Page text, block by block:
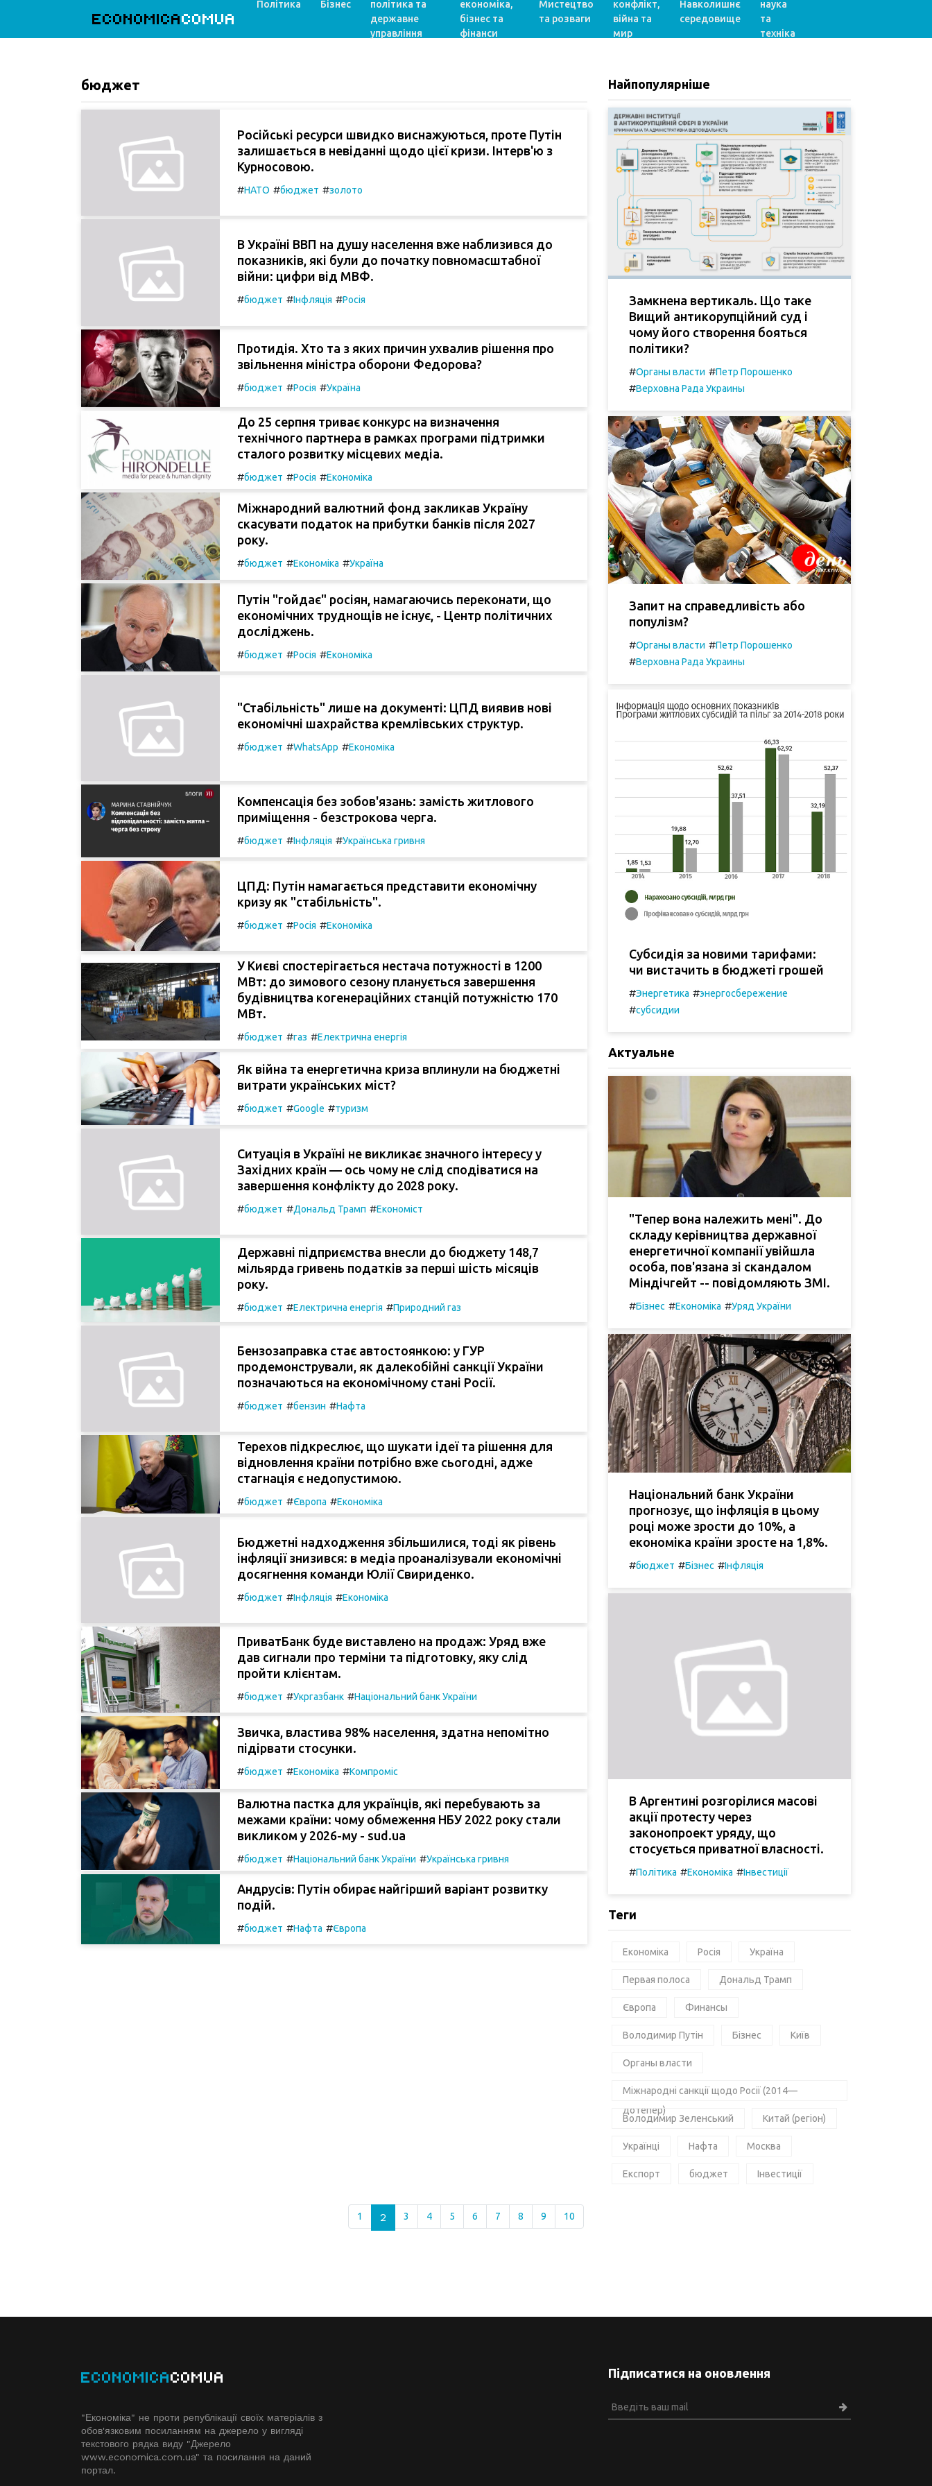
ECONOMICACOMUA
Політика Бізнес
політика та
державне
управління
економіка,
бізнес та
фінанси
Мистецтво
та розваги
конфлікт,
війна та
мир
Навколишнє
середовище
наука
та
техніка
бюджет
Російські ресурси швидко виснажуються, проте Путін
залишається в невіданні щодо цієї кризи. Інтерв'ю з
Курносовою.
#НАТО #бюджет #золото
В Україні ВВП на душу населення вже наблизився до
показників, які були до початку повномасштабної
війни: цифри від МВФ.
#бюджет #Інфляція #Росія
Протидія. Хто та з яких причин ухвалив рішення про
звільнення міністра оборони Федорова?
#бюджет #Росія #Україна
До 25 серпня триває конкурс на визначення
технічного партнера в рамках програми підтримки
сталого розвитку місцевих медіа.
#бюджет #Росія #Економіка
Міжнародний валютний фонд закликав Україну
скасувати податок на прибутки банків після 2027
року.
#бюджет #Економіка #Україна
Путін "гойдає" росіян, намагаючись переконати, що
економічних труднощів не існує, - Центр політичних
досліджень.
#бюджет #Росія #Економіка
"Стабільність" лише на документі: ЦПД виявив нові
економічні шахрайства кремлівських структур.
#бюджет #WhatsApp #Економіка
Компенсація без зобов'язань: замість житлового
приміщення - безстрокова черга.
#бюджет #Інфляція #Українська гривня
ЦПД: Путін намагається представити економічну
кризу як "стабільність".
#бюджет #Росія #Економіка
У Києві спостерігається нестача потужності в 1200
МВт: до зимового сезону планується завершення
будівництва когенераційних станцій потужністю 170
МВт.
#бюджет #газ #Електрична енергія
Як війна та енергетична криза вплинули на бюджетні
витрати українських міст?
#бюджет #Google #туризм
Ситуація в Україні не викликає значного інтересу у
Західних країн — ось чому не слід сподіватися на
завершення конфлікту до 2028 року.
#бюджет #Дональд Трамп #Економіст
Державні підприємства внесли до бюджету 148,7
мільярда гривень податків за перші шість місяців
року.
#бюджет #Електрична енергія #Природний газ
Бензозаправка стає автостоянкою: у ГУР
продемонстрували, як далекобійні санкції України
позначаються на економічному стані Росії.
#бюджет #бензин #Нафта
Терехов підкреслює, що шукати ідеї та рішення для
відновлення країни потрібно вже сьогодні, адже
стагнація є недопустимою.
#бюджет #Європа #Економіка
Бюджетні надходження збільшилися, тоді як рівень
інфляції знизився: в медіа проаналізували економічні
досягнення команди Юлії Свириденко.
#бюджет #Інфляція #Економіка
ПриватБанк буде виставлено на продаж: Уряд вже
дав сигнали про терміни та підготовку, яку слід
пройти клієнтам.
#бюджет #Укргазбанк #Національний банк України
Звичка, властива 98% населення, здатна непомітно
підірвати стосунки.
#бюджет #Економіка #Компроміс
Валютна пастка для українців, які перебувають за
межами країни: чому обмеження НБУ 2022 року стали
викликом у 2026-му - sud.ua
#бюджет #Національний банк України #Українська гривня
Андрусів: Путін обирає найгірший варіант розвитку
подій.
#бюджет #Нафта #Європа
Найпопулярніше
Замкнена вертикаль. Що таке
Вищий антикорупційний суд і
чому його створення бояться
політики?
#Органы власти #Петр Порошенко
#Верховна Рада Украины
Запит на справедливість або
популізм?
#Органы власти #Петр Порошенко
#Верховна Рада Украины
Субсидія за новими тарифами:
чи вистачить в бюджеті грошей
#Энергетика #энергосбережение
#субсидии
Актуальне
"Тепер вона належить мені". До
складу керівництва державної
енергетичної компанії увійшла
особа, пов'язана зі скандалом
Міндічгейт -- повідомляють ЗМІ.
#Бізнес #Економіка #Уряд України
Національний банк України
прогнозує, що інфляція в цьому
році може зрости до 10%, а
економіка країни зросте на 1,8%.
#бюджет #Бізнес #Інфляція
В Аргентині розгорілися масові
акції протесту через
законопроект уряду, що
стосується приватної власності.
#Політика #Економіка #Інвестиції
Теги
Економіка Росія Україна
Первая полоса Дональд Трамп
Європа Финансы
Володимир Путін Бізнес Київ
Органы власти
Міжнародні санкції щодо Росії (2014—
дотепер)
Володимир Зеленський Китай (регіон)
Українці Нафта Москва
Експорт бюджет Інвестиції
1 2 3 4 5 6 7 8 9 10
ECONOMICACOMUA
"Економіка" не проти републікації своїх матеріалів з
обов'язковим посиланням на джерело у вигляді
текстового рядка виду "Джерело
www.economiсa.com.ua" та посилання на даний
портал.
Підписатися на оновлення